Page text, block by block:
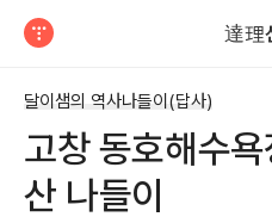
達理
달이샘의 역사나들이(답사)
고창 동호해수
산 나들이